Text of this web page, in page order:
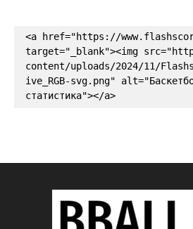
<a href="https://
target="_blank"><img
content/uploads/2024/11/
ive_RGB-svg.png"
статистика"></a>